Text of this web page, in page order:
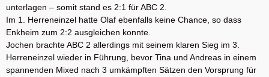
unterlagen – somit stand es 2:1 für ABC 2.
Im 1. Herreneinzel hatte Olaf ebenfalls keine Chance, so dass
Enkheim zum 2:2 ausgleichen konnte.
Jochen brachte ABC 2 allerdings mit seinem klaren Sieg im 3.
Herreneinzel wieder in Führung, bevor Tina und Andreas in einem
spannenden Mixed nach 3 umkämpften Sätzen den Vorsprung für